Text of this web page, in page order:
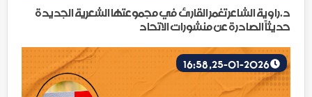
د.راوية الشاعر تغمر القارئ في مجموعتها الشعرية الجديدة
حديثاً الصادرة عن منشورات الاتحاد